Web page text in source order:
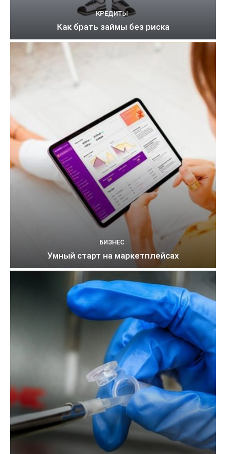
КРЕДИТЫ
Как брать займы без риска
БИЗНЕС
Умный старт на маркетплейсах